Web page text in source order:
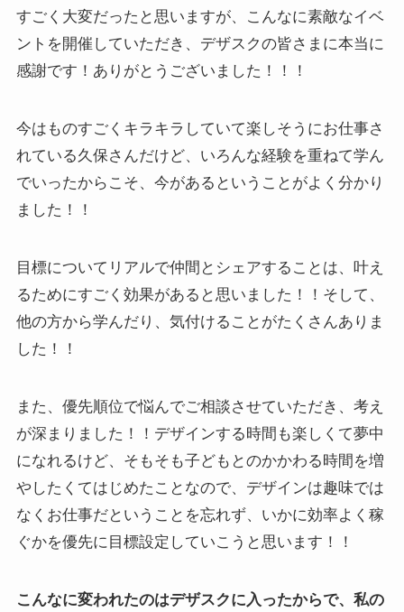
すごく大変だったと思いますが、こんなに素敵なイベ
ントを開催していただき、デザスクの皆さまに本当に
感謝です！ありがとうございました！！！
今はものすごくキラキラしていて楽しそうにお仕事さ
れている久保さんだけど、いろんな経験を重ねて学ん
でいったからこそ、今があるということがよく分かり
ました！！
目標についてリアルで仲間とシェアすることは、叶え
るためにすごく効果があると思いました！！そして、
他の方から学んだり、気付けることがたくさんありま
した！！
また、優先順位で悩んでご相談させていただき、考え
が深まりました！！デザインする時間も楽しくて夢中
になれるけど、そもそも子どもとのかかわる時間を増
やしたくてはじめたことなので、デザインは趣味では
なくお仕事だということを忘れず、いかに効率よく稼
ぐかを優先に目標設定していこうと思います！！
こんなに変われたのはデザスクに入ったからで、私の